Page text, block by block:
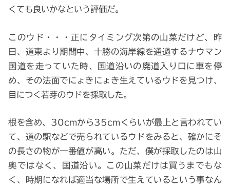
くても良いかなという評価だ。
このウド・・・正にタイミング次第の山菜だけど、昨
日、道東より期間中、十勝の海岸線を通過するナウマン
国道を走っていた時、国道沿いの廃道入り口に車を停
め、その法面でにょきにょき生えているウドを見つけ、
目につく若芽のウドを採取した。
根を含め、30cmから35cmくらいが最上と言われてい
て、道の駅などで売られているウドをみると、確かにそ
の長さの物が一番値が高い。ただ、僕が採取したのは山
奥ではなく、国道沿い。この山菜だけは買うまでもな
く、時期になれば適当な場所で生えているという事なん